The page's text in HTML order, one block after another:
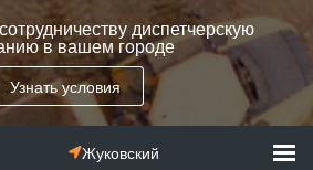
диспетчерскую
в вашем городе
Узнать условия
Жуковский